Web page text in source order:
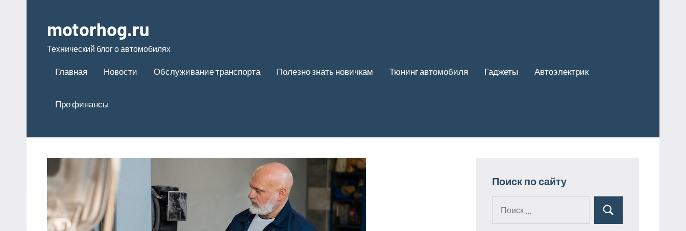
содержимому
motorhog.ru
Технический блог о автомобилях
Главная Новости Обслуживание транспорта Полезно знать новичкам Тюнинг автомобиля Гаджеты Автоэлектрик
Про финансы
Поиск по сайту
Поиск